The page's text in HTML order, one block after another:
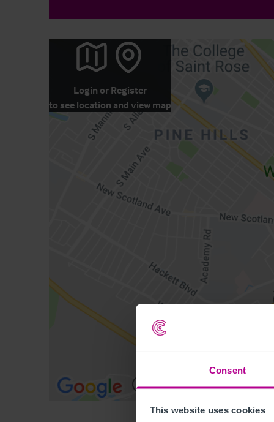
Consent
This website uses cookies
Login or Register
to see location and view map